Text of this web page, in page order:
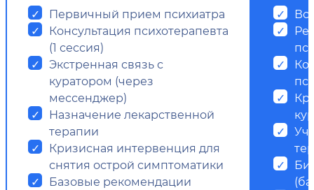
Первичный прием психиатра
Консультация психотерапевта
(1 сессия)
Экстренная связь с
куратором (через
мессенджер)
Назначение лекарственной
терапии
Кризисная интервенция для
снятия острой симптоматики
Базовые рекомендации